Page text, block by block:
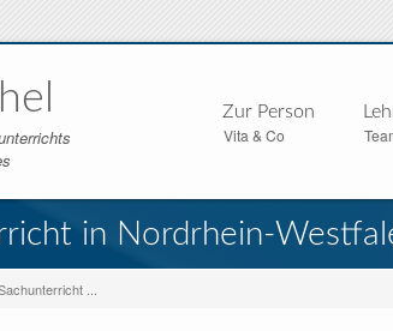
Zur Person
Vita & Co
in Nordrhein-
...